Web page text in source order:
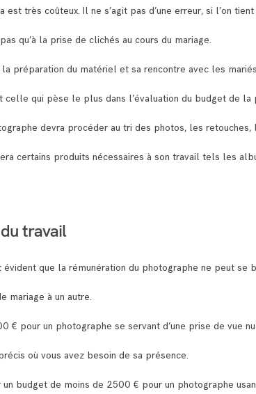
très coûteux. Il ne s’agit pas d’une erreur, si l’on
qu’à la prise de clichés au cours du mariage.
préparation du matériel et sa rencontre avec les
qui pèse le plus dans l’évaluation du budget de la
devra procéder au tri des photos, les retouches,
certains produits nécessaires à son travail tels les
travail
que la rémunération du photographe ne peut
mariage à un autre.
€ pour un photographe se servant d’une prise de vue
où vous avez besoin de sa présence.
budget de moins de 2500 € pour un photographe